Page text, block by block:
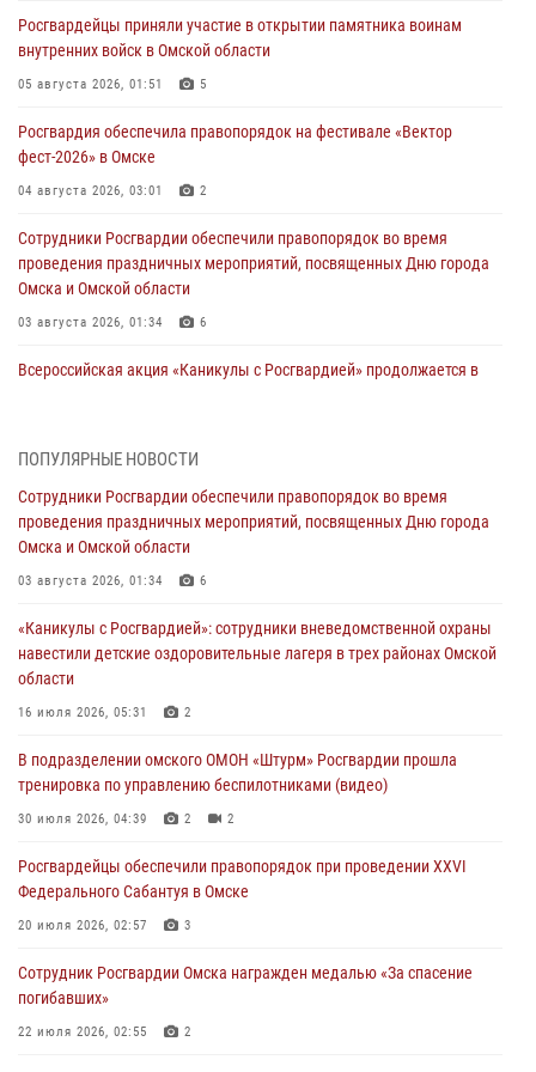
Росгвардейцы приняли участие в открытии памятника воинам
внутренних войск в Омской области
05 августа 2026, 01:51 5
Росгвардия обеспечила правопорядок на фестивале «Вектор
фест-2026» в Омске
04 августа 2026, 03:01 2
Сотрудники Росгвардии обеспечили правопорядок во время
проведения праздничных мероприятий, посвященных Дню города
Омска и Омской области
03 августа 2026, 01:34 6
Всероссийская акция «Каникулы с Росгвардией» продолжается в
тренировка по управлению беспилотниками (видео)
30 июля 2026, 04:39 2
Росгвардия обеспечила безопасность уникального передвижного
29 июля 2026, 01:49
Росгвардейцы приняли участие в крестном ходе в День крещения
Руси в Омске
При содействии спецназа Росгвардии пресечены нарушения
миграционного законодательства в Омске (видео)
ПОПУЛЯРНЫЕ НОВОСТИ
Сотрудники Росгвардии обеспечили правопорядок во время
проведения праздничных мероприятий, посвященных Дню города
Омска и Омской области
03 августа 2026, 01:34 6
«Каникулы с Росгвардией»: сотрудники вневедомственной охраны
навестили детские оздоровительные лагеря в трех районах Омской
области
16 июля 2026, 05:31 2
В подразделении омского ОМОН «Штурм» Росгвардии прошла
тренировка по управлению беспилотниками (видео)
30 июля 2026, 04:39 2 2
Росгвардейцы обеcпечили правопорядок при проведении XXVI
Федерального Сабантуя в Омске
20 июля 2026, 02:57 3
Сотрудник Росгвардии Омска награжден медалью «За спасение
погибавших»
22 июля 2026, 02:55 2